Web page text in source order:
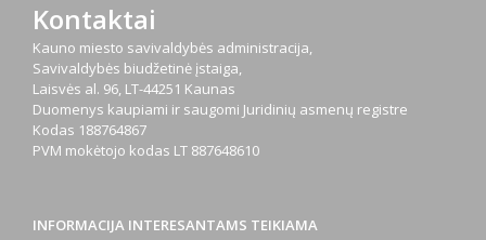
Kontaktai
Kauno miesto savivaldybės administracija,
Savivaldybės biudžetinė įstaiga,
Laisvės al. 96, LT-44251 Kaunas
Duomenys kaupiami ir saugomi Juridinių asmenų registre
Kodas 188764867
PVM mokėtojo kodas LT 887648610
INFORMACIJA INTERESANTAMS TEIKIAMA